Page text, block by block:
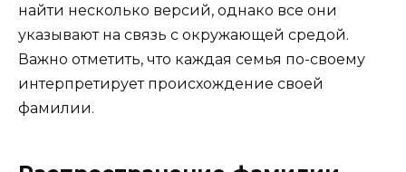
найти несколько версий, однако все они
указывают на связь с окружающей средой.
Важно отметить, что каждая семья по-своему
интерпретирует происхождение своей
фамилии.